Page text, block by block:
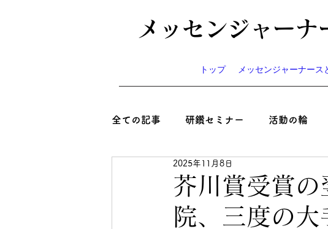
メッセンジャーナ
トップ メッセンジャーナース
全ての記事 研鑽セミナー 活動の輪
心と絆といのち コラム
お知らせ イベント
芥川賞受賞の
院、三度の大
2025年11月8日